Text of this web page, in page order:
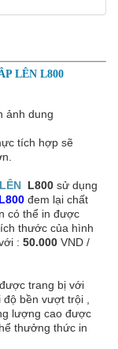
LÊN L800
ảnh dung
tích hợp sẽ
L800 sử dụng
đem lại chất
có thể in được
thước của hình
: 50.000 VND /
được trang bị với
bền vượt trội ,
lượng cao được
thưởng thức in